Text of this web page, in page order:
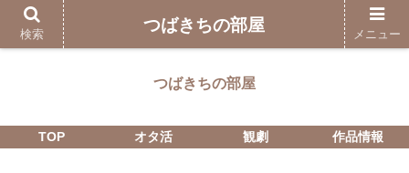
つばきちの部屋
TOP オタ活 観劇 作品情報
検索 つばきちの部屋 メニュー